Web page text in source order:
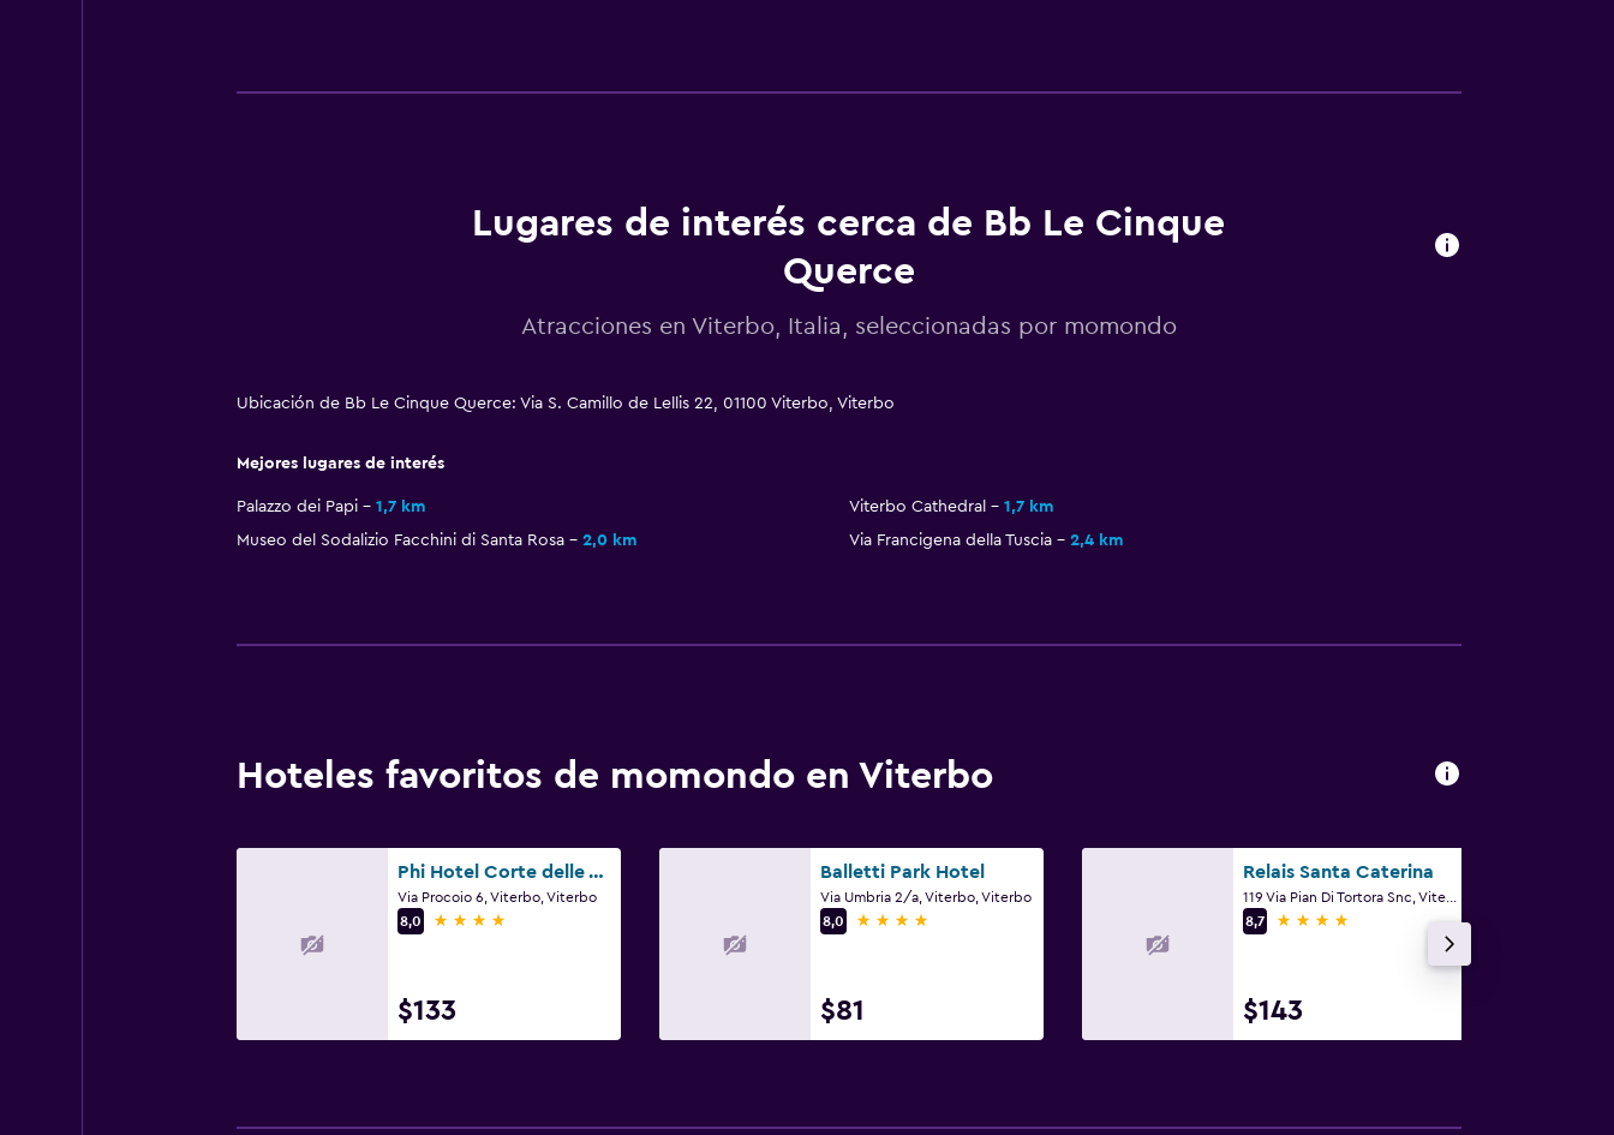
Lugares de interés cerca de Bb Le Cinque
Querce
Atracciones en Viterbo, Italia, seleccionadas por momondo
Ubicación de Bb Le Cinque Querce: Via S. Camillo de Lellis 22, 01100 Viterbo, Viterbo
Mejores lugares de interés
Palazzo dei Papi 1,7 km Viterbo Cathedral
1,7 km
Museo del Sodalizio Facchini di Santa Rosa
2,0 km Via Francigena della Tuscia 2,4 km
Hoteles favoritos de momondo en Viterbo
Phi Hotel Corte delle Terme
Via Procoio 6, Viterbo, Viterbo
8,0
4 estrellas
$133
Balletti Park Hotel
Via Umbria 2/a, Viterbo, Viterbo
8,0
4 estrellas
$81
Relais Santa Caterina
119 Via Pian Di Tortora Snc, Viterbo, VT, Viterbo, Viterbo
8,7
4 estrellas
$143